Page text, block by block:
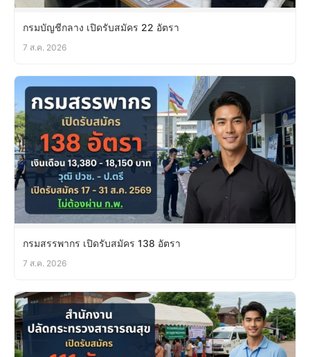
กรมบัญชีกลาง เปิดรับสมัคร 22 อัตรา
7 ส.ค. 2026
กรมสรรพากร เปิดรับสมัคร 138 อัตรา
7 ส.ค. 2026